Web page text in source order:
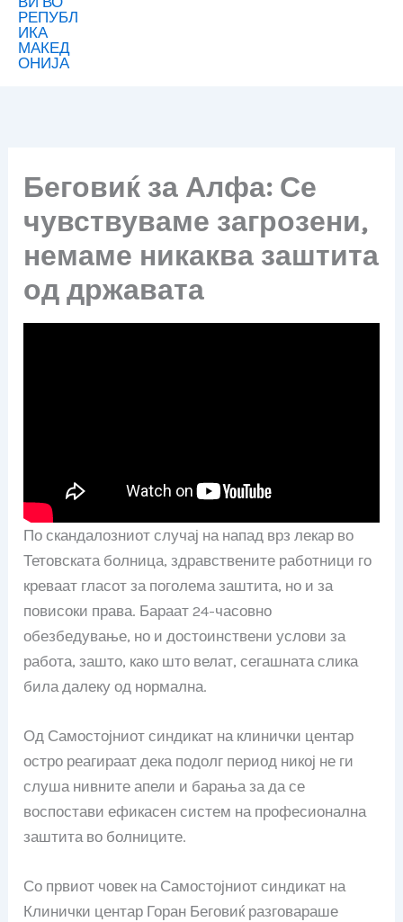
Беговиќ за Алфа: Се
чувствуваме загрозени,
немаме никаква заштита
од државата
По скандалозниот случај на напад врз лекар во
Тетовската болница, здравствените работници го
креваат гласот за поголема заштита, но и за
повисоки права. Бараат 24-часовно
обезбедување, но и достоинствени услови за
работа, зашто, како што велат, сегашната слика
била далеку од нормална.
Од Самостојниот синдикат на клинички центар
остро реагираат дека подолг период никој не ги
слуша нивните апели и барања за да се
воспостави ефикасен систем на професионална
заштита во болниците.
Со првиот човек на Самостојниот синдикат на
Клинички центар Горан Беговиќ разговараше